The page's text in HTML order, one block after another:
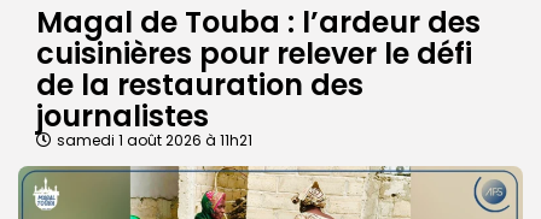
Magal de Touba : l’ardeur des
cuisinières pour relever le défi
de la restauration des
journalistes
samedi 1 août 2026 à 11h21